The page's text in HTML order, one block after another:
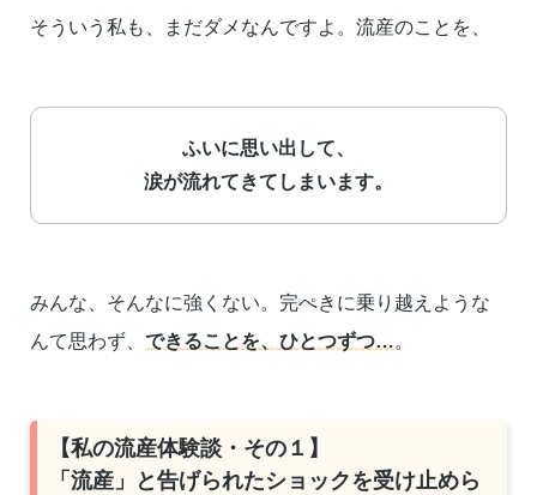
そういう私も、まだダメなんですよ。流産のことを、
ふいに思い出して、
涙が流れてきてしまいます。
みんな、そんなに強くない。完ぺきに乗り越えような
んて思わず、 できることを、ひとつずつ…。
【私の流産体験談・その１】
「流産」と告げられたショックを受け止めら